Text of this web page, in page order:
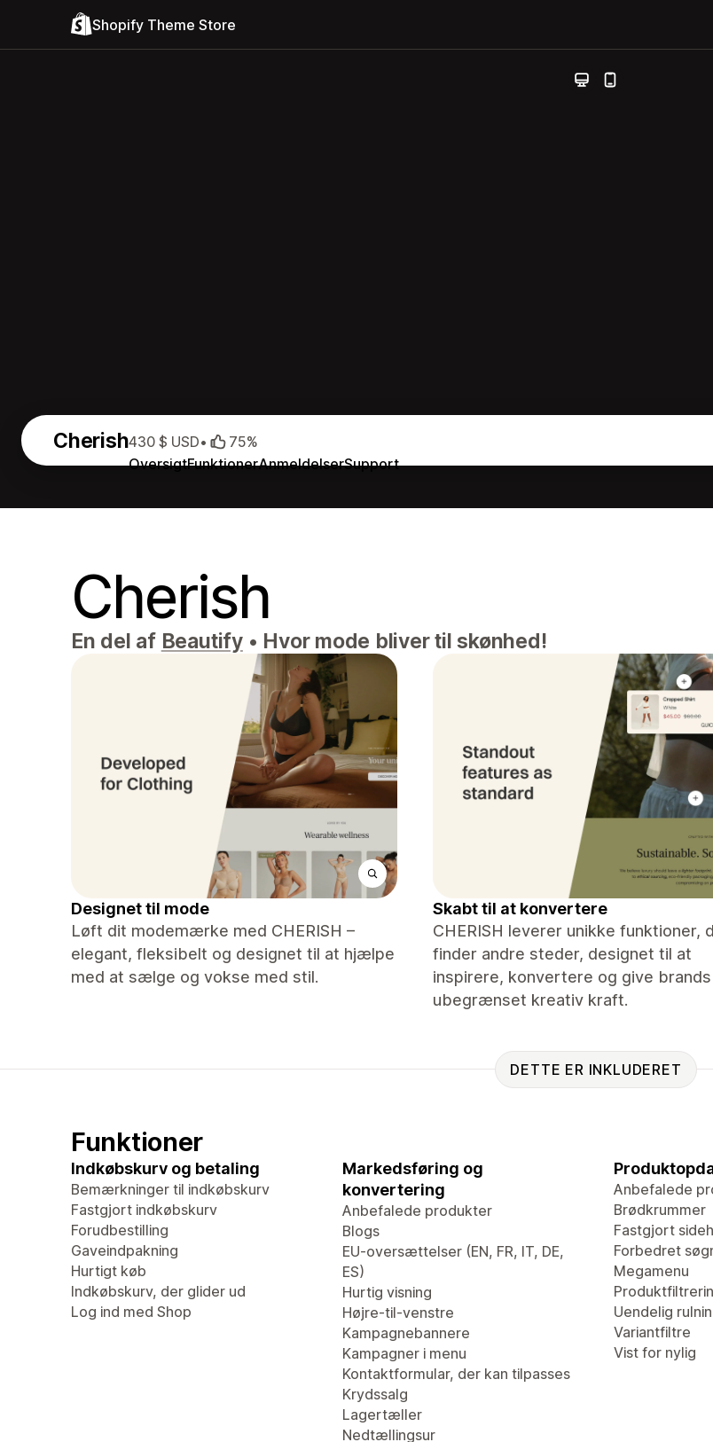
Shopify Theme Store
Cherish
OversigtFunktionerAnmeldelserSupport
430 $ USD• 75%
Cherish
En del af Beautify • Hvor mode bliver til skønhed!
Designet til mode
Løft dit modemærke med CHERISH –
elegant, fleksibelt og designet til at hjælpe
med at sælge og vokse med stil.
Skabt til at konvertere
CHERISH leverer unikke funktioner,
finder andre steder, designet til at
inspirere, konvertere og give brands
ubegrænset kreativ kraft.
DETTE ER INKLUDERET
Funktioner
Indkøbskurv og betaling
Bemærkninger til indkøbskurv
Fastgjort indkøbskurv
Forudbestilling
Gaveindpakning
Hurtigt køb
Indkøbskurv, der glider ud
Log ind med Shop
Markedsføring og
konvertering
Anbefalede produkter
Blogs
EU-oversættelser (EN, FR, IT, DE,
ES)
Hurtig visning
Højre-til-venstre
Kampagnebannere
Kampagner i menu
Kontaktformular, der kan tilpasses
Krydssalg
Lagertæller
Nedtællingsur
Anbefalede
Brødkrummer
Fastgjort
Forbedret
Megamenu
Uendelig
Variantfiltre
Vist for nylig